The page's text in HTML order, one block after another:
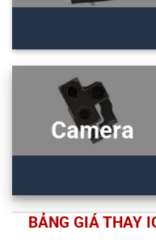
Camera
BẢNG GIÁ THAY